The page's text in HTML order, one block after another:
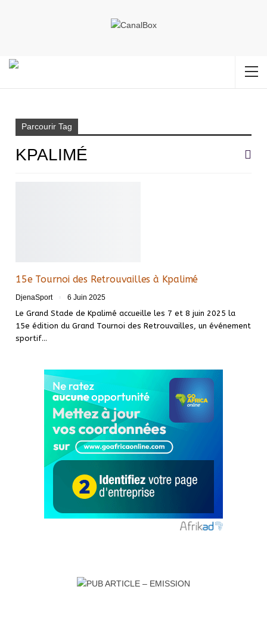
Parcourir Tag
KPALIMÉ
15e Tournoi des Retrouvailles à Kpalimé
DjenaSport 6 Juin 2025
Le Grand Stade de Kpalimé accueille les 7 et 8 juin 2025 la
15e édition du Grand Tournoi des Retrouvailles, un événement
sportif…